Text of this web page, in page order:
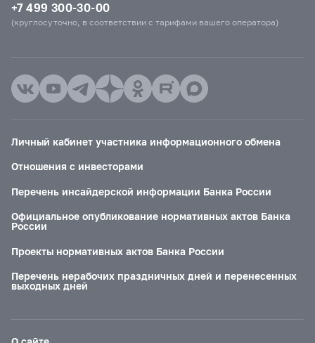
+7 499 300-30-00
(круглосуточно, в соответствии с тарифами вашего оператора)
Личный кабинет участника информационного обмена
Отношения с инвесторами
Перечень инсайдерской информации Банка России
Официальное опубликование нормативных актов Банка
России
Проекты нормативных актов Банка России
Перечень нерабочих праздничных дней и перенесенных
выходных дней